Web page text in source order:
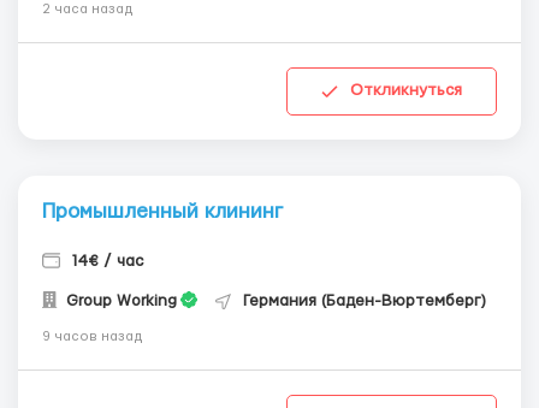
2 часа назад
Откликнуться
Промышленный клининг
14€ / час
Group Working Германия (Баден-Вюртемберг)
9 часов назад